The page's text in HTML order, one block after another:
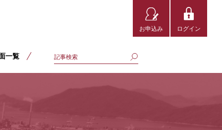
お申込み ログイン
一覧